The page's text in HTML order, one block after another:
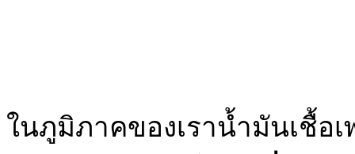
ในภูมิภาคของเราน้ำมันเชื้อ